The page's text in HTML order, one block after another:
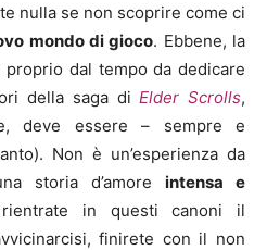
nulla se non scoprire come ci
mondo di gioco. Ebbene, la
dal tempo da dedicare
della saga diElder Scrolls,
deve essere – sempre e
Non è un’esperienza da
storia d’amore intensa e
in questi canoni il
finirete con il non